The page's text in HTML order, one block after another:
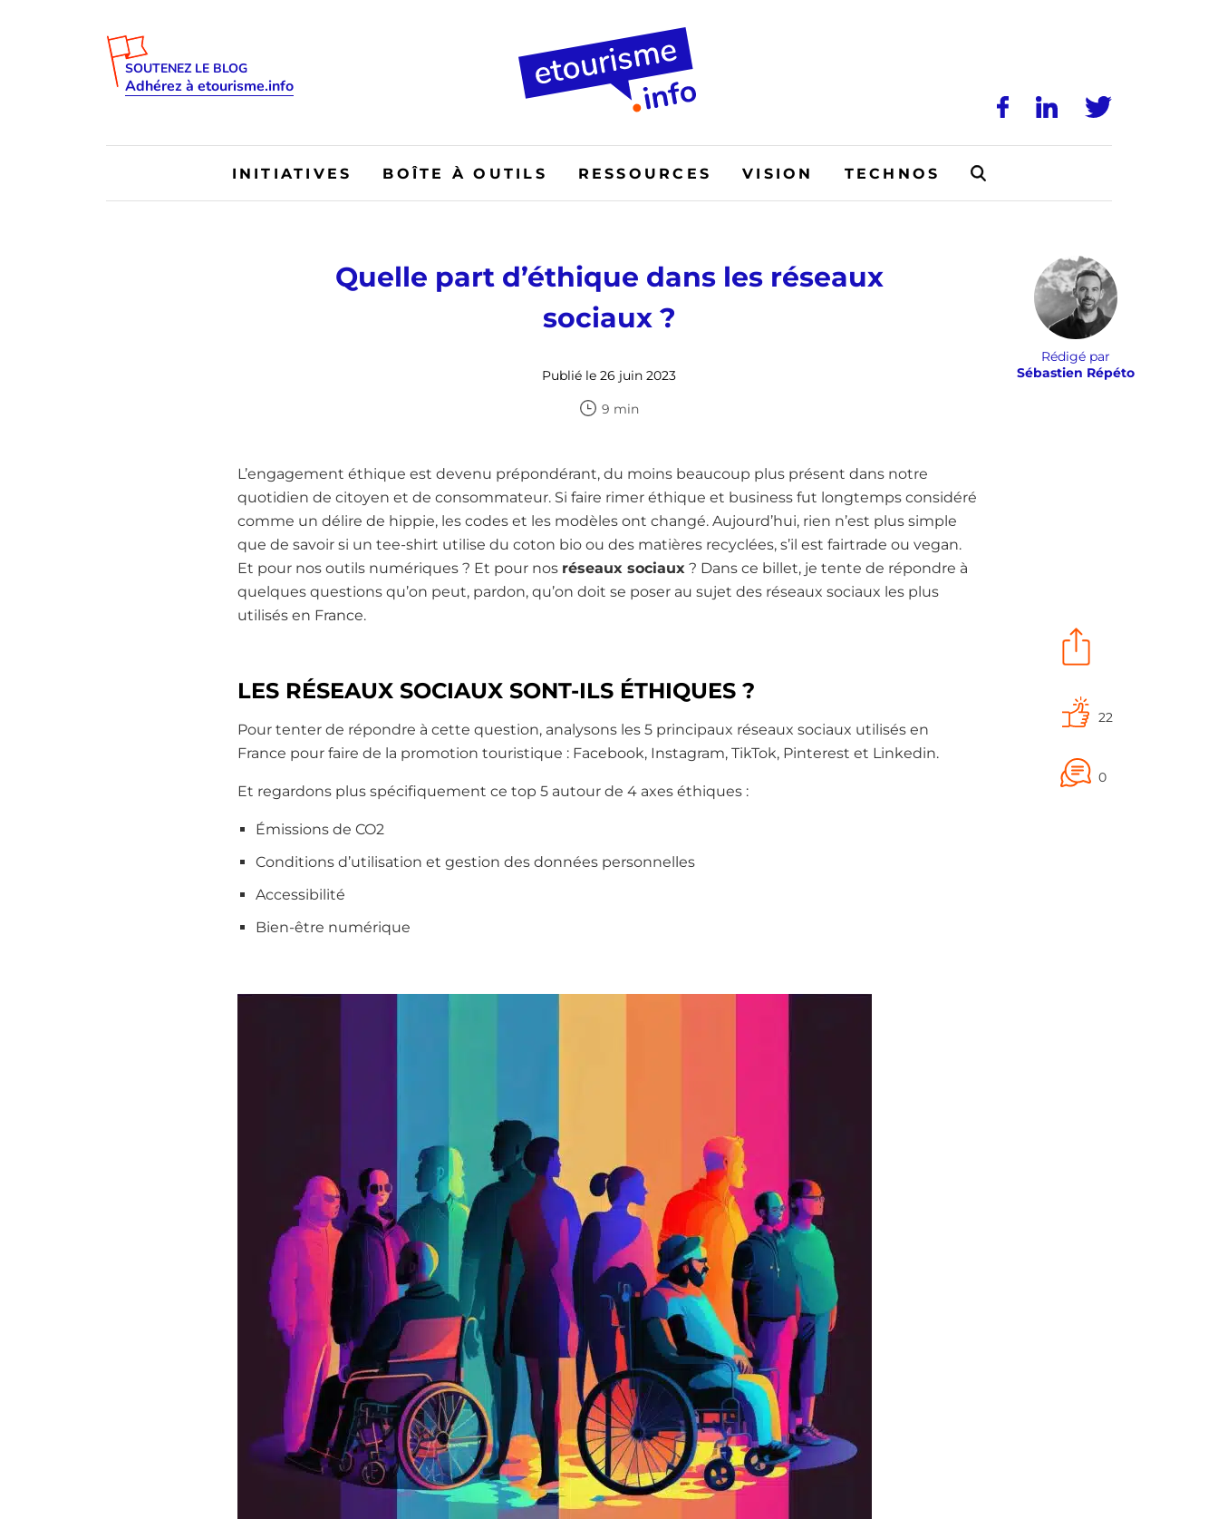
SOUTENEZ LE BLOG
Adhérez à etourisme.info
INITIATIVES BOÎTE À OUTILS RESSOURCES VISION TECHNOS
Quelle part d’éthique dans les réseaux
sociaux ?
Publié le 26 juin 2023
9 min
Rédigé par
Sébastien Répéto
22
0
L’engagement éthique est devenu prépondérant, du moins beaucoup plus présent dans notre
quotidien de citoyen et de consommateur. Si faire rimer éthique et business fut longtemps considéré
comme un délire de hippie, les codes et les modèles ont changé. Aujourd’hui, rien n’est plus simple
que de savoir si un tee-shirt utilise du coton bio ou des matières recyclées, s’il est fairtrade ou vegan.
Et pour nos outils numériques ? Et pour nos réseaux sociaux ? Dans ce billet, je tente de répondre à
quelques questions qu’on peut, pardon, qu’on doit se poser au sujet des réseaux sociaux les plus
utilisés en France.
LES RÉSEAUX SOCIAUX SONT-ILS ÉTHIQUES ?
Pour tenter de répondre à cette question, analysons les 5 principaux réseaux sociaux utilisés en
France pour faire de la promotion touristique : Facebook, Instagram, TikTok, Pinterest et Linkedin.
Et regardons plus spécifiquement ce top 5 autour de 4 axes éthiques :
Émissions de CO2
Conditions d’utilisation et gestion des données personnelles
Accessibilité
Bien-être numérique